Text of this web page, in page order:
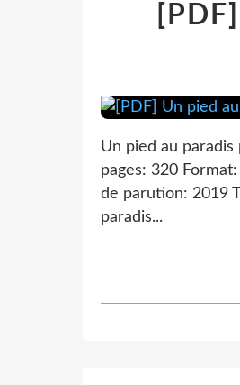
Un pied au paradis
pages: 320
de parution: 2019
paradis...